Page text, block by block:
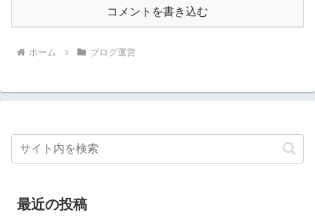
コメントを書き込む
ホーム ブログ運営
最近の投稿